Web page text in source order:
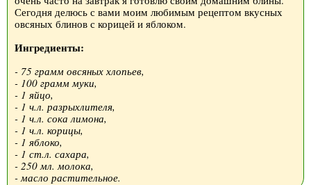
Сегодня делюсь с вами моим любимым рецептом вкусных
овсяных блинов с корицей и яблоком.
Ингредиенты:
- 75 грамм овсяных хлопьев,
- 100 грамм муки,
- 1 яйцо,
- 1 ч.л. разрыхлителя,
- 1 ч.л. сока лимона,
- 1 ч.л. корицы,
- 1 яблоко,
- 1 ст.л. сахара,
- 250 мл. молока,
- масло растительное.